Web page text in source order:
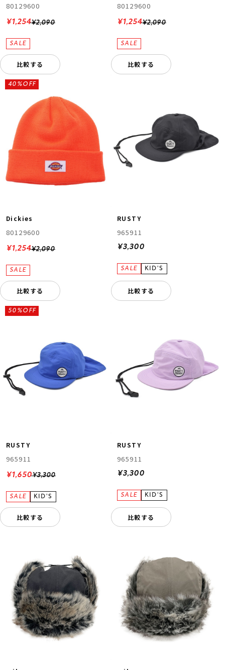
80129600
¥2,090
¥1,254
比較する
80129600
¥2,090
¥1,254
比較する
Dickies
80129600
¥2,090
40%OFF
¥1,254
比較する
RUSTY
965911
¥3,300
比較する
RUSTY
965911
¥3,300
50%OFF
¥1,650
比較する
RUSTY
965911
¥3,300
比較する